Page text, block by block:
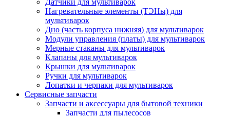
Датчики для мультиварок
Нагревательные элементы (ТЭНы) для
мультиварок
Дно (часть корпуса нижняя) для мультиварок
Модули управления (платы) для мультиварок
Мерные стаканы для мультиварок
Клапаны для мультиварок
Крышки для мультиварок
Ручки для мультиварок
Лопатки и черпаки для мультиварок
Сервисные запчасти
Запчасти и аксессуары для бытовой техники
Запчасти для пылесосов